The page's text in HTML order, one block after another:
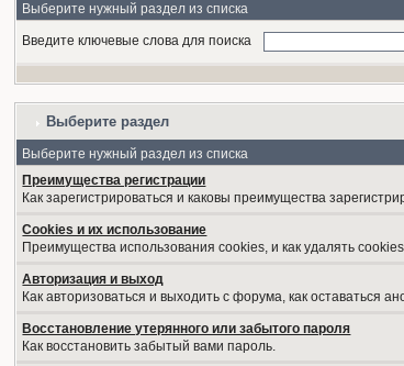
Выберите нужный раздел из списка
Введите ключевые слова для поиска
Выберите раздел
Выберите нужный раздел из списка
Преимущества регистрации
Как зарегистрироваться и каковы преимущества
Cookies и их использование
Преимущества использования cookies, и как удалять
Авторизация и выход
Как авторизоваться и выходить с форума, как оставаться
Восстановление утерянного или забытого пароля
Как восстановить забытый вами пароль.